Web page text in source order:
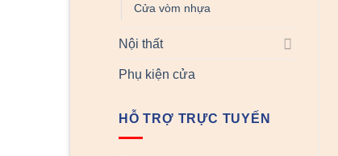
Cửa vòm nhựa
Nội thất
Phụ kiện cửa
HỖ TRỢ TRỰC TUYẾN